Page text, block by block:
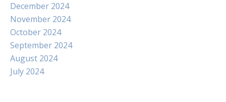
December 2024
November 2024
October 2024
September 2024
August 2024
July 2024